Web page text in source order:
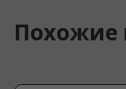
Похожие